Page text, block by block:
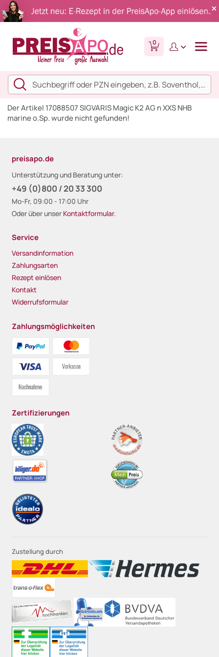
0
Der Artikel 17088507 SIGVARIS Magic K2 AG n XXS NHB
marine o.Sp. wurde nicht gefunden!
preisapo.de
Unterstützung und Beratung unter:
+49 (0)800 / 20 33 300
Mo-Fr, 09:00 - 17:00 Uhr
Oder über unser Kontaktformular.
Service
Versandinformation
Zahlungsarten
Rezept einlösen
Kontakt
Widerrufsformular
Zahlungsmöglichkeiten
Zertifizierungen
Zustellung durch